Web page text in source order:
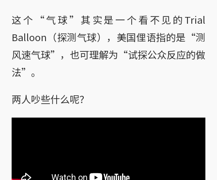
这个“气球”其实是一个看不见的Trial
Balloon（探测气球），美国俚语指的是“测
风速气球”，也可理解为“试探公众反应的做
法”。
两人吵些什么呢？